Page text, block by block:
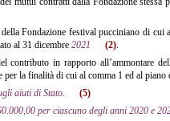
Fondazione festival pucciniano di cui
al 31 dicembre 2021 (2).
in rapporto all’ammontare
la finalità di cui al comma 1 ed al piano
aiuti di Stato.
(5)
per ciascuno degli anni 2020 e